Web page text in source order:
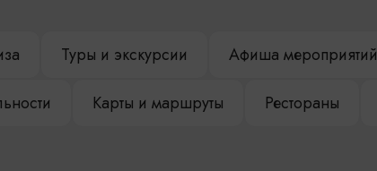
Туры и экскурсии Афиша мероприятий
Карты и маршруты Рестораны